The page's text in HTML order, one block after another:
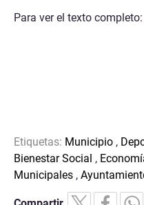
Para ver el texto completo:
Etiquetas: Municipio ,
Bienestar Social ,
Municipales ,